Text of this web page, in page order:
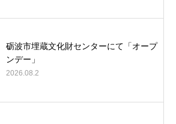
砺波市埋蔵文化財センターにて「オープ
ンデー」
2026.08.2